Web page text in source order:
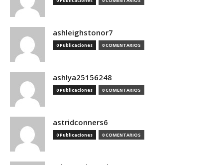
ashleighstonor7
0 Publicaciones 0 COMENTARIOS
ashlya25156248
0 Publicaciones 0 COMENTARIOS
astridconners6
0 Publicaciones 0 COMENTARIOS